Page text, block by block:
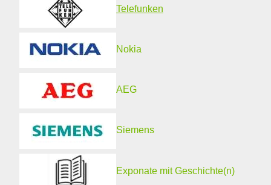
Telefunken
Nokia
AEG
Siemens
Exponate mit Geschichte(n)